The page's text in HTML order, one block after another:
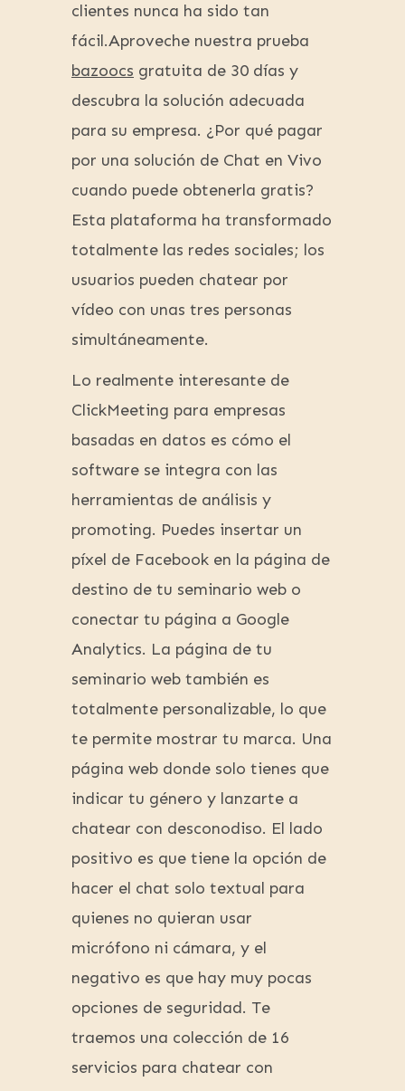
clientes nunca ha sido tan
fácil.Aproveche nuestra prueba
bazoocs gratuita de 30 días y
descubra la solución adecuada
para su empresa. ¿Por qué pagar
por una solución de Chat en Vivo
cuando puede obtenerla gratis?
Esta plataforma ha transformado
totalmente las redes sociales; los
usuarios pueden chatear por
vídeo con unas tres personas
simultáneamente.
Lo realmente interesante de
ClickMeeting para empresas
basadas en datos es cómo el
software se integra con las
herramientas de análisis y
promoting. Puedes insertar un
píxel de Facebook en la página de
destino de tu seminario web o
conectar tu página a Google
Analytics. La página de tu
seminario web también es
totalmente personalizable, lo que
te permite mostrar tu marca. Una
página web donde solo tienes que
indicar tu género y lanzarte a
chatear con desconodiso. El lado
positivo es que tiene la opción de
hacer el chat solo textual para
quienes no quieran usar
micrófono ni cámara, y el
negativo es que hay muy pocas
opciones de seguridad. Te
traemos una colección de 16
servicios para chatear con